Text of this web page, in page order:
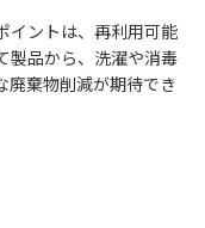
イントは、再利用可能
製品から、洗濯や消毒
廃棄物削減が期待でき